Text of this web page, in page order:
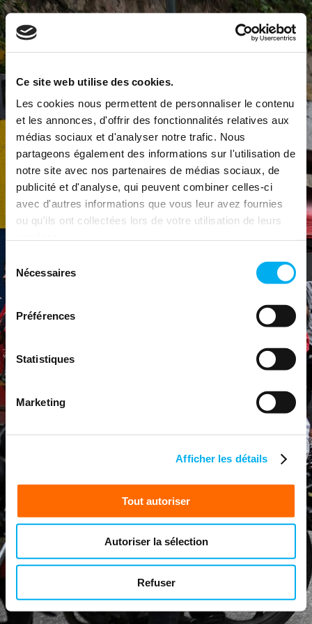
Ce site web utilise des cookies.
Les cookies nous permettent de personnaliser le contenu
et les annonces, d'offrir des fonctionnalités relatives aux
médias sociaux et d'analyser notre trafic. Nous
partageons également des informations sur l'utilisation de
notre site avec nos partenaires de médias sociaux, de
publicité et d'analyse, qui peuvent combiner celles-ci
avec d'autres informations que vous leur avez fournies
ou qu'ils ont collectées lors de votre utilisation de leurs
du Nécessaires
Préférences
Statistiques
Marketing
Afficher les détails
Tout autoriser
Autoriser la sélection
Refuser